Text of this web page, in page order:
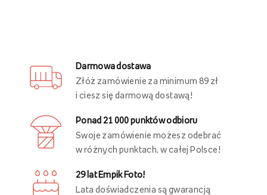
Darmowa dostawa
Złóż zamówienie za minimum 89 zł
i ciesz się darmową dostawą!
Ponad 21 000 punktów odbioru
Swoje zamówienie możesz odebrać
w różnych punktach, w całej Polsce!
29 lat Empik Foto!
Lata doświadczenia są gwarancją